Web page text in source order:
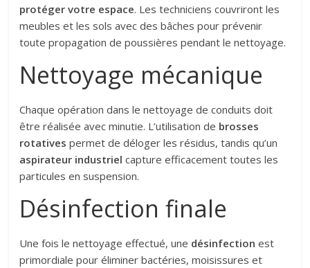
protéger votre espace. Les techniciens couvriront les
meubles et les sols avec des bâches pour prévenir
toute propagation de poussières pendant le nettoyage.
Nettoyage mécanique
Chaque opération dans le nettoyage de conduits doit
être réalisée avec minutie. L’utilisation de brosses
rotatives permet de déloger les résidus, tandis qu’un
aspirateur industriel capture efficacement toutes les
particules en suspension.
Désinfection finale
Une fois le nettoyage effectué, une désinfection est
primordiale pour éliminer bactéries, moisissures et